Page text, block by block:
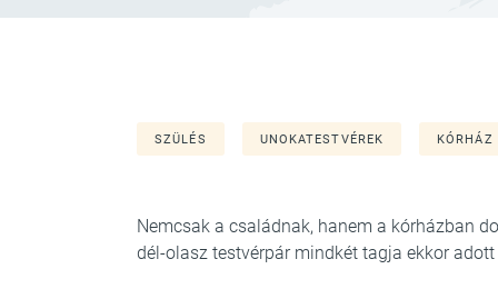
SZÜLÉS UNOKATESTVÉREK KÓRHÁZ
Nemcsak a családnak, hanem a kórházban
dél-olasz testvérpár mindkét tagja ekkor